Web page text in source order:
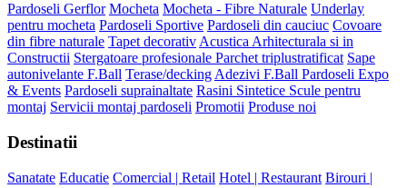
Pardoseli Gerflor Mocheta Mocheta - Fibre Naturale Underlay
pentru mocheta Pardoseli Sportive Pardoseli din cauciuc Covoare
din fibre naturale Tapet decorativAcustica Arhitecturala si in
Constructii Stergatoare profesionale Parchet triplustratificat Sape
autonivelante F.Ball Terase/deckingAdezivi F.Ball Pardoseli Expo
& Events Pardoseli suprainaltate Rasini Sintetice Scule pentru
montaj Servicii montaj pardoseli Promotii Produse noi
Destinatii
Sanatate Educatie Comercial | Retail Hotel | Restaurant Birouri |